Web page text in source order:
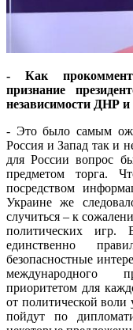
- Как
признание
независимости ДНР
- Это было самым
Россия и Запад так и
для России вопрос
предметом торга.
посредством
Украине же
случиться – к
политических
единственно
безопасностные
международного
приоритетом для
от политической воли
пойдут по